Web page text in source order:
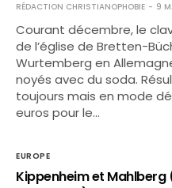
RÉDACTION CHRISTIANOPHOBIE 9
Courant décembre, le
de l’église de Bretten-
Wurtemberg en
noyés avec du soda.
toujours mais en mode
euros pour le…
EUROPE
Kippenheim et